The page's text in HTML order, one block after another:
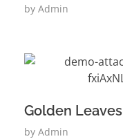
by Admin
Golden Leaves
by Admin